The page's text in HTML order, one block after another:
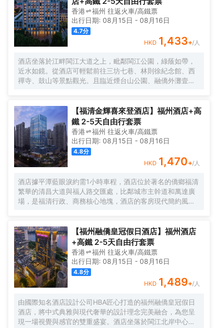
香港 福州 往返火車/高鐵票
出行日期: 08月15日 - 08月16日
4.7分
HKD 1,433+/人
酒店坐落於江畔閩江大道之上，毗鄰閩江公園，綠蔭如帶，
近水如鏡。從酒店可輕鬆前往三坊七巷、林則徐紀念館、西
禪寺、鼓山等景點觀光。且臨近煙台山公園、融僑外灘壹
選擇。
【福清金輝喜來登酒店】福州酒店+高
鐵 2-5天自由行套票
香港 福州 往返火車/高鐵票
出行日期: 08月15日 - 08月16日
4.8分
HKD 1,470+/人
酒店據平潭藍眼淚約需1小時車程，酒店位於著名的僑鄉福清
繁華的清昌大道與福人路交匯處，比鄰城市主幹道和萬達廣
場，是福清行政、商務核心地塊，酒店的客房現代簡約風空
【福州融僑皇冠假日酒店】福州酒店
+高鐵 2-5天自由行套票
香港 福州 往返火車/高鐵票
出行日期: 08月15日 - 08月16日
4.8分
HKD 1,489+/人
由國際知名酒店設計公司HBA匠心打造的福州融僑皇冠假日
酒店，將中式典雅與現代奢華的設計理念完美融合，為您呈
現一場視覺與感官的雙重盛宴。酒店坐落於閩江北岸中心地